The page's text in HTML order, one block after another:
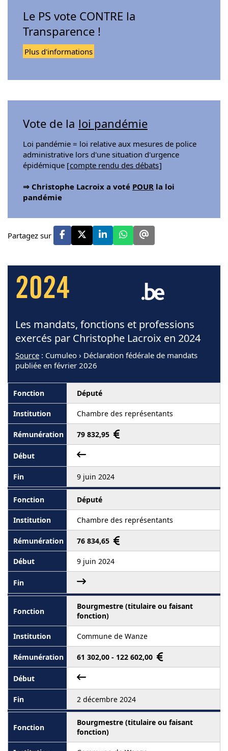
Le PS vote CONTRE la
Transparence !
Plus d'informations
Vote de la loi pandémie
Loi pandémie = loi relative aux mesures de police
administrative lors d'une situation d'urgence
épidémique [compte rendu des débats]
⇒ Christophe Lacroix a voté POUR la loi
pandémie
Partagez sur
2024
Les mandats, fonctions et professions
exercés par Christophe Lacroix en 2024
Source : Cumuleo › Déclaration fédérale de mandats
publiée en février 2026
Député
Chambre des représentants
79 832,95
9 juin 2024
Député
Chambre des représentants
76 834,65
9 juin 2024
Bourgmestre (titulaire ou faisant
fonction)
Commune de Wanze
61 302,00 - 122 602,00
2 décembre 2024
Bourgmestre (titulaire ou faisant
fonction)